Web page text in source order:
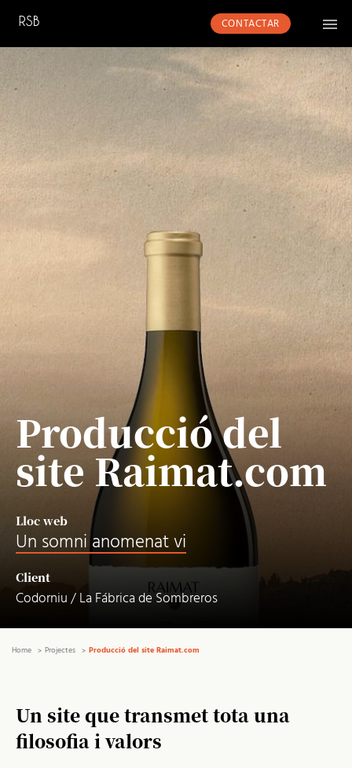
CONTACTAR
Producció del
site Raimat.com
Lloc web
Un somni anomenat vi
Client
Codorniu / La Fábrica de Sombreros
Home Projectes Producció del site Raimat.com
Un site que transmet tota una
filosofia i valors